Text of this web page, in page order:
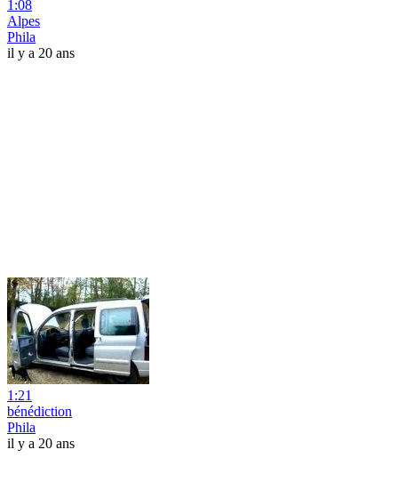
1:08
Alpes
Phila
il y a 20 ans
1:21
bénédiction
Phila
il y a 20 ans